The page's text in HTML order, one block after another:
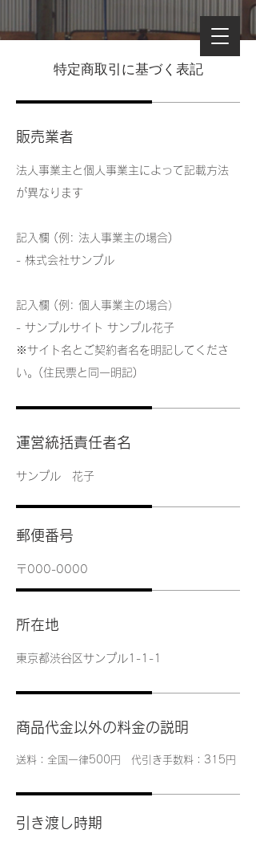
特定商取引に基づく表記
販売業者
法人事業主と個人事業主によって記載方法
が異なります
記入欄 (例: 法人事業主の場合)
- 株式会社サンプル
記入欄 (例: 個人事業主の場合）
- サンプルサイト サンプル花子
※サイト名とご契約者名を明記してくださ
い。(住民票と同一明記)
運営統括責任者名
サンプル 花子
郵便番号
〒000-0000
所在地
東京都渋谷区サンプル1-1-1
商品代金以外の料金の説明
送料：全国一律500円 代引き手数料：315円
引き渡し時期